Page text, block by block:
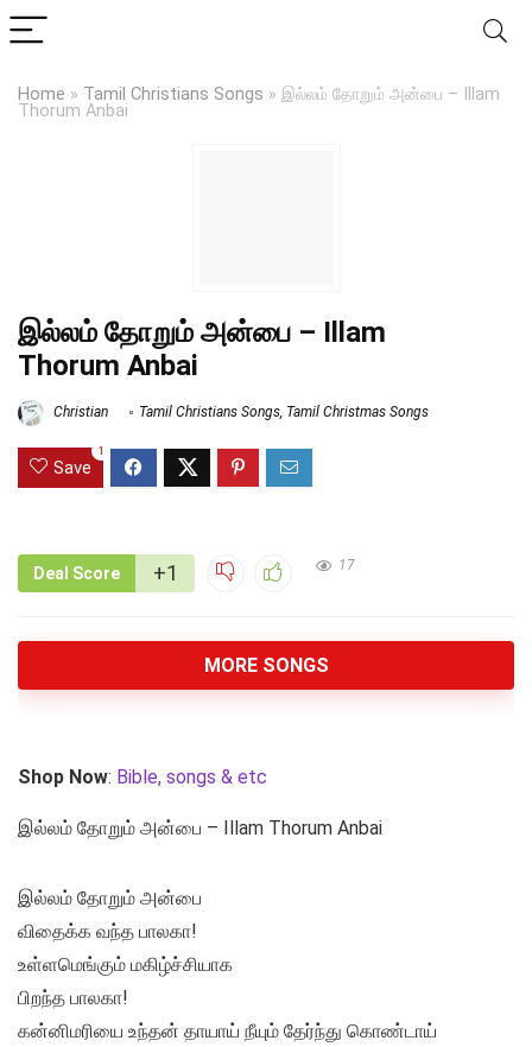
Home » Tamil Christians Songs » இல்லம் தோறும் அன்பை – Illam
Thorum Anbai
இல்லம் தோறும் அன்பை – Illam
Thorum Anbai
Christian Tamil Christians Songs, Tamil Christmas Songs
Save
1
Deal Score +1 17
MORE SONGS
Shop Now: Bible, songs & etc
இல்லம் தோறும் அன்பை – Illam Thorum Anbai
இல்லம் தோறும் அன்பை
விதைக்க வந்த பாலகா!
உள்ளமெங்கும் மகிழ்ச்சியாக
பிறந்த பாலகா!
கன்னிமரியை உந்தன் தாயாய் நீயும் தேர்ந்து கொண்டாய்